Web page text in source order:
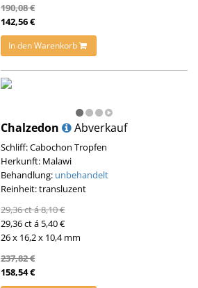
190,08 €
142,56 €
In den Warenkorb
Chalzedon Abverkauf
Schliff: Cabochon Tropfen
Herkunft: Malawi
Behandlung: unbehandelt
Reinheit: transluzent
29,36 ct á 8,10 €
29,36 ct á 5,40 €
26 x 16,2 x 10,4 mm
237,82 €
158,54 €